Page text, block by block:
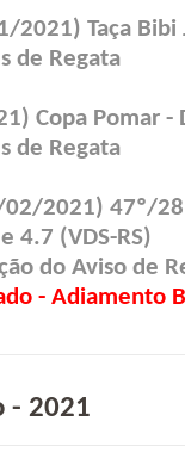
2021) Taça Bibi
de Regata
Copa Pomar -
de Regata
2021) 47º/
4.7 (VDS-RS)
do Aviso de
- Adiamento
- 2021